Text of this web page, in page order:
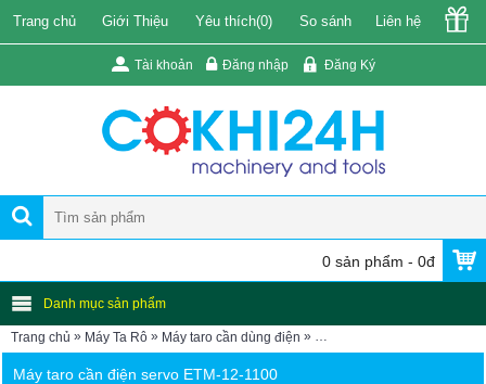
Trang chủ Giới Thiệu Yêu thích(0) So sánh Liên hệ
Tài khoản Đăng nhập Đăng Ký
0 sản phẩm - 0đ
Danh mục sản phẩm
Trang chủ » Máy Ta Rô » Máy taro cần dùng điện » Máy taro điện ETM-12-1100
Máy taro cần điện servo ETM-12-1100